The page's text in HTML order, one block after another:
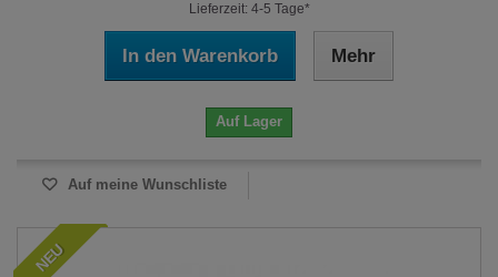
Lieferzeit: 4-5 Tage*
In den Warenkorb Mehr
Auf Lager
Auf meine Wunschliste
NEU